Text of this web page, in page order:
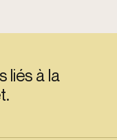
liés à la